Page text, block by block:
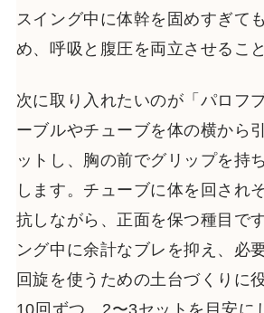
スイング中に体幹を固めすぎて
め、呼吸と腹圧を両立させるこ
次に取り入れたいのが「パロフ
ーブルやチューブを体の横から
ットし、胸の前でグリップを持
します。チューブに体を回され
抗しながら、正面を保つ種目で
ング中に余計なブレを抑え、必
回旋を使うための土台づくりに
10回ずつ、2〜3セットを目安に